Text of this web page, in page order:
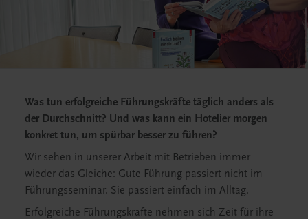
Was tun erfolgreiche Führungskräfte täglich anders als
der Durchschnitt? Und was kann ein Hotelier morgen
konkret tun, um spürbar besser zu führen?
Wir sehen in unserer Arbeit mit Betrieben immer
wieder das Gleiche: Gute Führung passiert nicht im
Führungsseminar. Sie passiert einfach im Alltag.
Erfolgreiche Führungskräfte nehmen sich Zeit für ihre